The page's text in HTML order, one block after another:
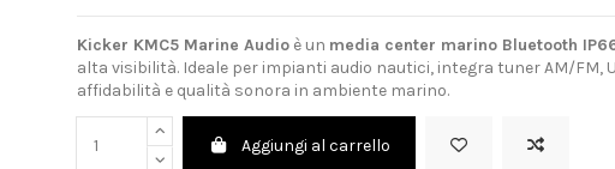
Kicker KMC5 Marine Audioè un media center marino Bluetooth
alta visibilità. Ideale per impianti audio nautici, integra tuner AM/FM,
affidabilità e qualità sonora in ambiente marino.
Aggiungi al carrello